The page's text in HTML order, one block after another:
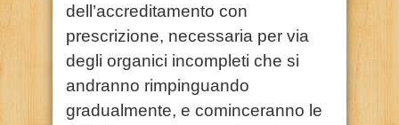
dell’accreditamento con
prescrizione, necessaria per via
degli organici incompleti che si
andranno rimpinguando
gradualmente, e cominceranno le